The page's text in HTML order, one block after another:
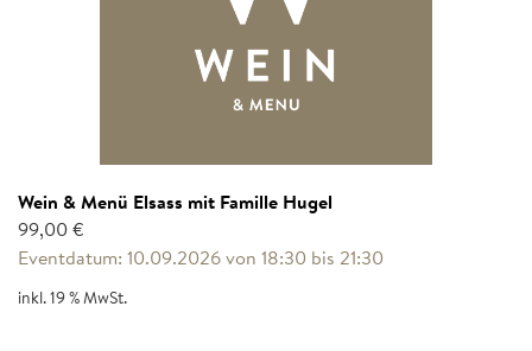
Wein & Menü Elsass mit Famille Hugel
99,00€
Eventdatum: 10.09.2026 von 18:30 bis 21:30
inkl. 19 % MwSt.